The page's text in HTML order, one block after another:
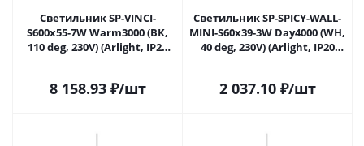
Светильник SP-VINCI-
S600x55-7W Warm3000 (BK,
110 deg, 230V) (Arlight, IP20
8 158.93₽/шт
Светильник SP-SPICY-WALL-
MINI-S60x39-3W Day4000 (WH,
40 deg, 230V) (Arlight, IP20
2 037.10₽/шт